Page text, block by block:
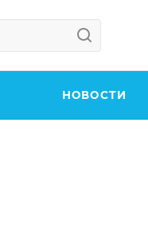
НОВОСТИ